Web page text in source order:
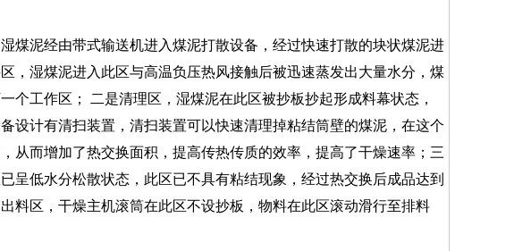
泥经由带式输送机进入煤泥打散设备，经过快速打散的块状煤泥进
，湿煤泥进入此区与高温负压热风接触后被迅速蒸发出大量水分，煤
个工作区； 二是清理区，湿煤泥在此区被抄板抄起形成料幕状态，
设计有清扫装置，清扫装置可以快速清理掉粘结筒壁的煤泥，在这个
从而增加了热交换面积，提高传热传质的效率，提高了干燥速率；三
呈低水分松散状态，此区已不具有粘结现象，经过热交换后成品达到
料区，干燥主机滚筒在此区不设抄板，物料在此区滚动滑行至排料